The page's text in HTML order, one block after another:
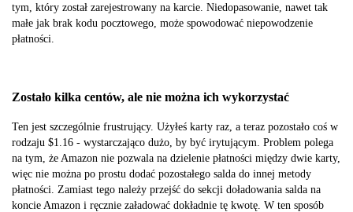
tym, który został zarejestrowany na karcie. Niedopasowanie, nawet tak
małe jak brak kodu pocztowego, może spowodować niepowodzenie
płatności.
Zostało kilka centów, ale nie można ich wykorzystać
Ten jest szczególnie frustrujący. Użyłeś karty raz, a teraz pozostało coś w
rodzaju $1.16 - wystarczająco dużo, by być irytującym. Problem polega
na tym, że Amazon nie pozwala na dzielenie płatności między dwie karty,
więc nie można po prostu dodać pozostałego salda do innej metody
płatności. Zamiast tego należy przejść do sekcji doładowania salda na
koncie Amazon i ręcznie załadować dokładnie tę kwotę. W ten sposób